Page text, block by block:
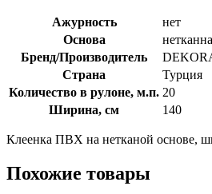
Ажурность
нет
Основа
Бренд/Производитель
Страна
Турция
Количество в рулоне, м.п. 20
Ширина, см
140
Клеенка ПВХ на нетканой основе,
Похожие товары